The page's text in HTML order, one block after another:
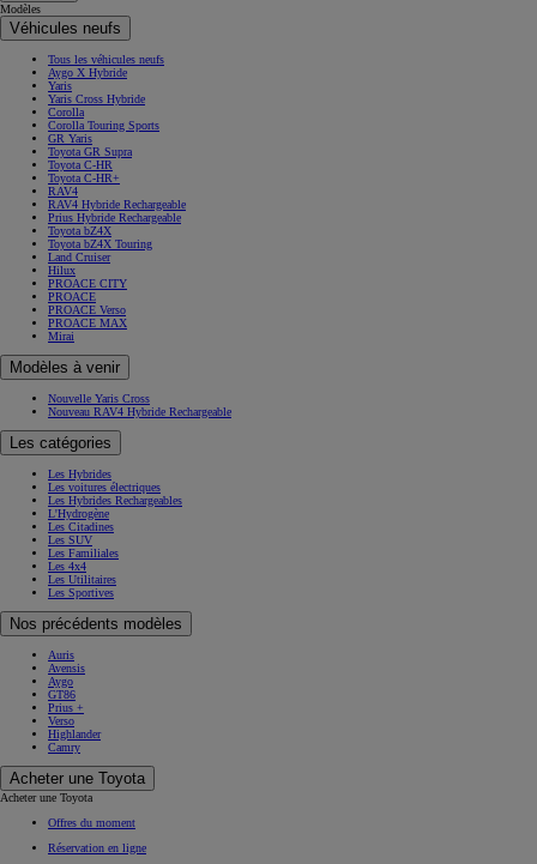
Modèles
Véhicules neufs
Tous les véhicules neufs
Aygo X Hybride
Yaris
Yaris Cross Hybride
Corolla
Corolla Touring Sports
GR Yaris
Toyota GR Supra
Toyota C-HR
Toyota C-HR+
RAV4
RAV4 Hybride Rechargeable
Prius Hybride Rechargeable
Toyota bZ4X
Toyota bZ4X Touring
Land Cruiser
Hilux
PROACE CITY
PROACE
PROACE Verso
PROACE MAX
Mirai
Modèles à venir
Nouvelle Yaris Cross
Nouveau RAV4 Hybride Rechargeable
Les catégories
Les Hybrides
Les voitures électriques
Les Hybrides Rechargeables
L'Hydrogène
Les Citadines
Les SUV
Les Familiales
Les 4x4
Les Utilitaires
Les Sportives
Nos précédents modèles
Auris
Avensis
Aygo
GT86
Prius +
Verso
Highlander
Camry
Acheter une Toyota
Acheter une Toyota
Offres du moment
Réservation en ligne